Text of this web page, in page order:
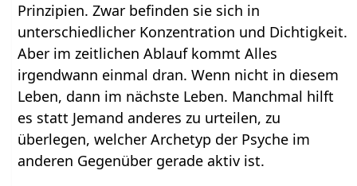
Prinzipien. Zwar befinden sie sich in
unterschiedlicher Konzentration und Dichtigkeit.
Aber im zeitlichen Ablauf kommt Alles
irgendwann einmal dran. Wenn nicht in diesem
Leben, dann im nächste Leben. Manchmal hilft
es statt Jemand anderes zu urteilen, zu
überlegen, welcher Archetyp der Psyche im
anderen Gegenüber gerade aktiv ist.